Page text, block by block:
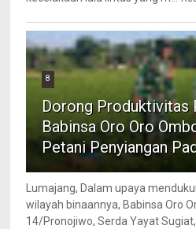
8
Dorong Produktivitas
Babinsa Oro Oro
Petani Penyiangan
Lumajang, Dalam upaya
wilayah binaannya, Babinsa Oro
14/Pronojiwo, Serda Yayat Sugiat,